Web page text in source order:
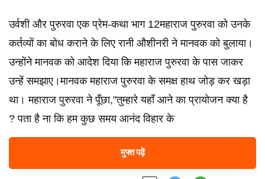
उर्वशी और पुरुरवा एक प्रेम-कथा भाग 12महाराज पुरुरवा को उनके
कर्तव्यों का बोध कराने के लिए रानी औशीनरी ने मानवक को बुलाया।
उन्होंने मानवक को आदेश दिया कि महाराज पुरुरवा के पास जाकर
उन्हें समझाए।मानवक महाराज पुरुरवा के समक्ष हाथ जोड़ कर खड़ा
था। महाराज पुरुरवा ने पूँछा,"तुम्हारे यहाँ आने का प्रायोजन क्या है
? पता है ना कि हम कुछ समय आनंद विहार के
मुफ्त पढ़ें